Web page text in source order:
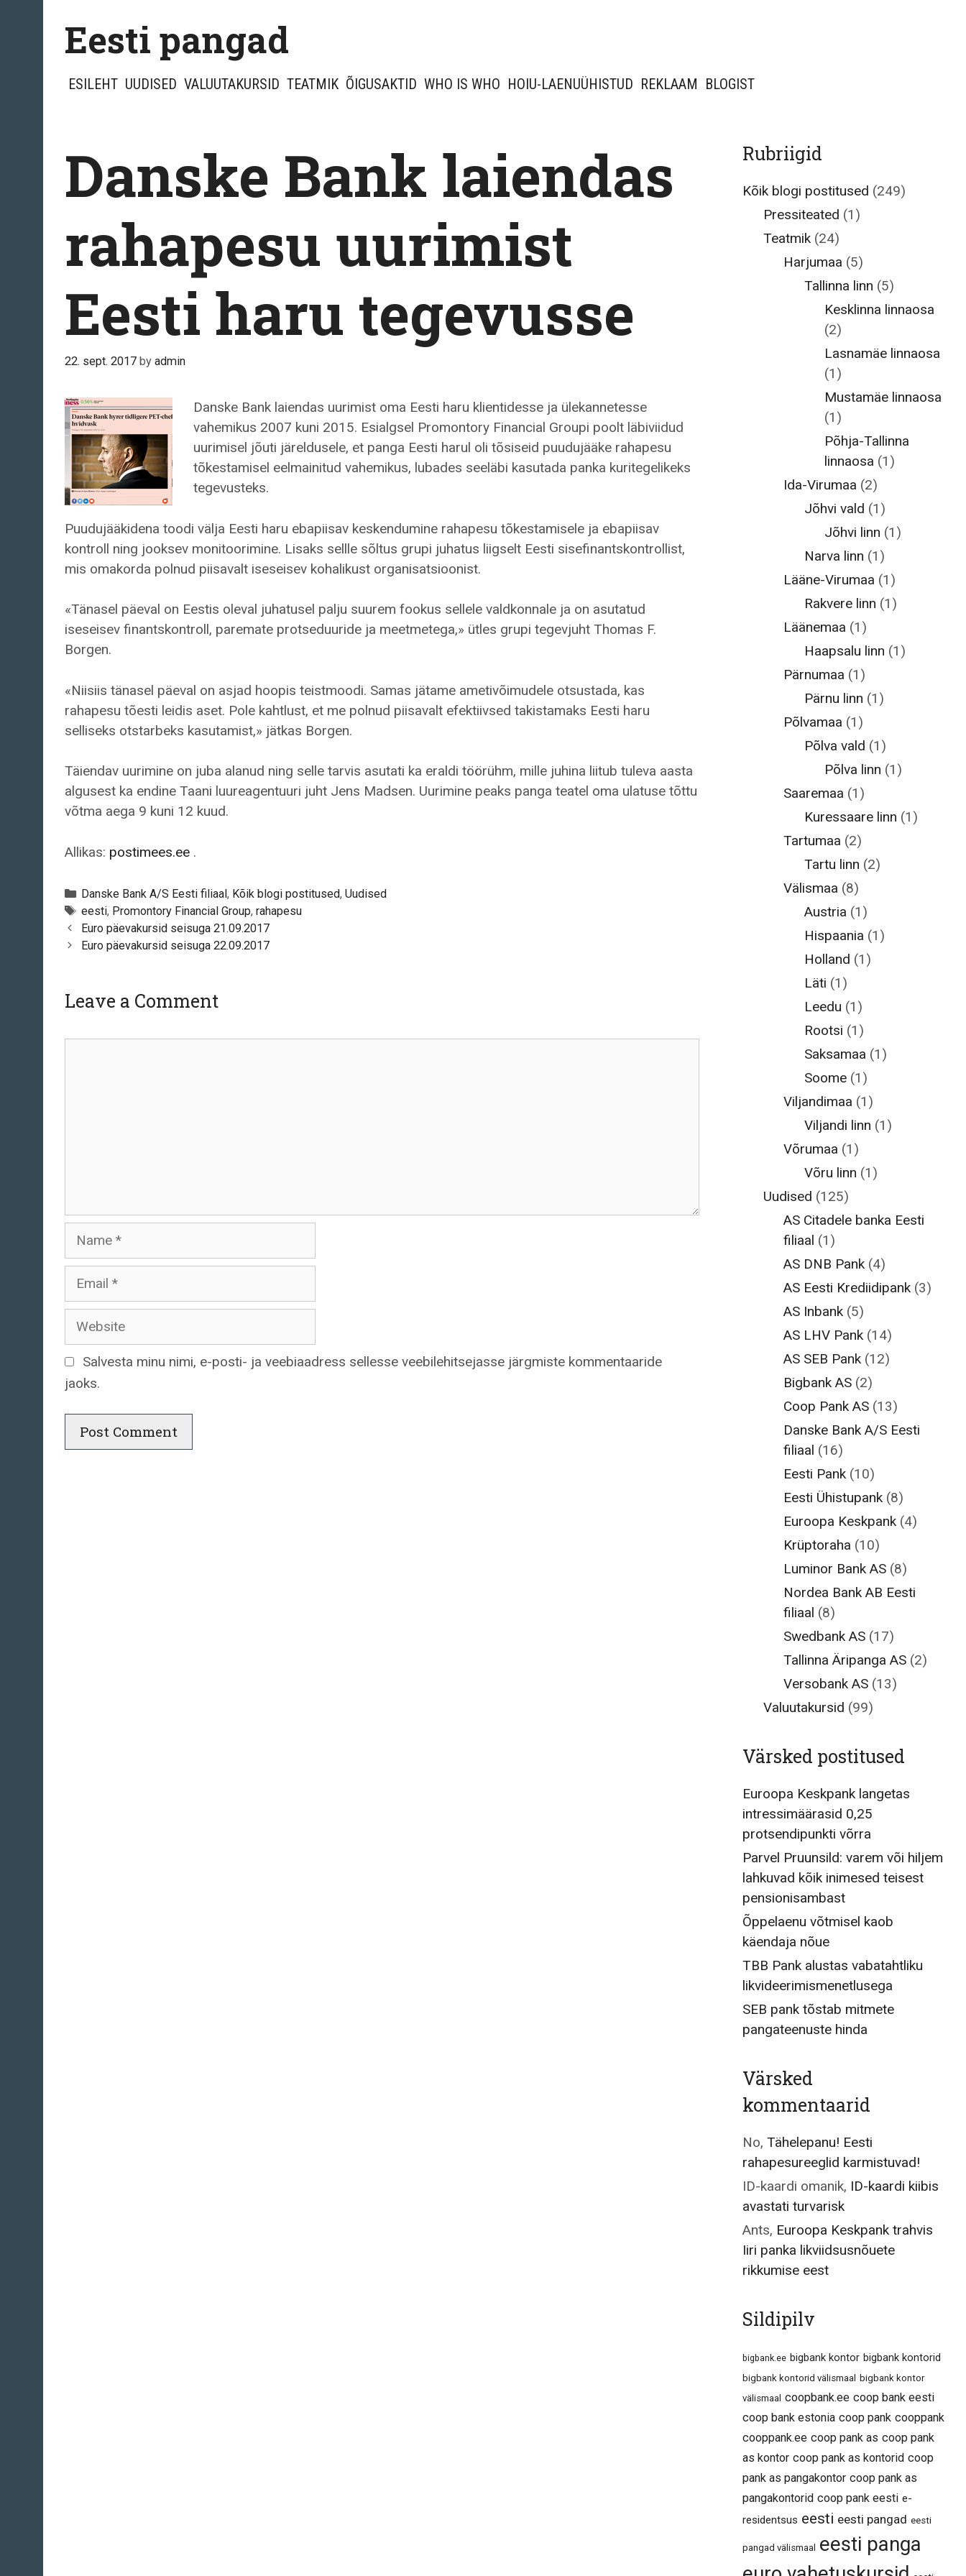
content
Eesti pangad
ESILEHT UUDISED VALUUTAKURSID TEATMIK ÕIGUSAKTID WHO IS WHO HOIU-LAENUÜHISTUD REKLAAM BLOGIST
Danske Bank laiendas
rahapesu uurimist
Eesti haru tegevusse
22. sept. 2017 by admin
Danske Bank laiendas uurimist oma Eesti haru klientidesse ja ülekannetesse
vahemikus 2007 kuni 2015. Esialgsel Promontory Financial Groupi poolt läbiviidud
uurimisel jõuti järeldusele, et panga Eesti harul oli tõsiseid puudujääke rahapesu
tõkestamisel eelmainitud vahemikus, lubades seeläbi kasutada panka kuritegelikeks
tegevusteks.
Puudujääkidena toodi välja Eesti haru ebapiisav keskendumine rahapesu tõkestamisele ja ebapiisav
kontroll ning jooksev monitoorimine. Lisaks sellle sõltus grupi juhatus liigselt Eesti sisefinantskontrollist,
mis omakorda polnud piisavalt iseseisev kohalikust organisatsioonist.
«Tänasel päeval on Eestis oleval juhatusel palju suurem fookus sellele valdkonnale ja on asutatud
iseseisev finantskontroll, paremate protseduuride ja meetmetega,» ütles grupi tegevjuht Thomas F.
Borgen.
«Niisiis tänasel päeval on asjad hoopis teistmoodi. Samas jätame ametivõimudele otsustada, kas
rahapesu tõesti leidis aset. Pole kahtlust, et me polnud piisavalt efektiivsed takistamaks Eesti haru
selliseks otstarbeks kasutamist,» jätkas Borgen.
Täiendav uurimine on juba alanud ning selle tarvis asutati ka eraldi töörühm, mille juhina liitub tuleva aasta
algusest ka endine Taani luureagentuuri juht Jens Madsen. Uurimine peaks panga teatel oma ulatuse tõttu
võtma aega 9 kuni 12 kuud.
Allikas: postimees.ee .
Categories
Danske Bank A/S Eesti filiaal, Kõik blogi postitused, Uudised
Tags
eesti, Promontory Financial Group, rahapesu
Post
navigation
Euro päevakursid seisuga 21.09.2017
Euro päevakursid seisuga 22.09.2017
Leave a Comment
Name
Email
Website
Salvesta minu nimi, e-posti- ja veebiaadress sellesse veebilehitsejasse järgmiste kommentaaride
jaoks.
Rubriigid
Kõik blogi postitused (249)
Pressiteated (1)
Teatmik(24)
Harjumaa (5)
Tallinna linn (5)
Kesklinna linnaosa
(2)
Lasnamäe linnaosa
(1)
Mustamäe linnaosa
(1)
Põhja-Tallinna
linnaosa (1)
Ida-Virumaa (2)
Jõhvi vald (1)
Jõhvi linn (1)
Narva linn (1)
Lääne-Virumaa (1)
Rakvere linn (1)
Läänemaa (1)
Haapsalu linn (1)
Pärnumaa (1)
Pärnu linn (1)
Põlvamaa (1)
Põlva vald (1)
Põlva linn (1)
Saaremaa (1)
Kuressaare linn (1)
Tartumaa (2)
Tartu linn (2)
Välismaa (8)
Austria (1)
Hispaania (1)
Holland (1)
Läti (1)
Leedu (1)
Rootsi (1)
Saksamaa (1)
Soome(1)
Viljandimaa (1)
Viljandi linn (1)
Võrumaa (1)
Võru linn (1)
Uudised (125)
AS Citadele banka Eesti
filiaal (1)
AS DNB Pank (4)
AS Eesti Krediidipank (3)
AS Inbank (5)
AS LHV Pank (14)
AS SEB Pank (12)
Bigbank AS (2)
Coop Pank AS (13)
Danske Bank A/S Eesti
filiaal (16)
Eesti Pank (10)
Eesti Ühistupank (8)
Euroopa Keskpank (4)
Krüptoraha (10)
Luminor Bank AS (8)
Nordea Bank AB Eesti
filiaal (8)
Swedbank AS (17)
Tallinna Äripanga AS (2)
Versobank AS (13)
Valuutakursid (99)
Värsked postitused
Euroopa Keskpank langetas
intressimäärasid 0,25
protsendipunkti võrra
Parvel Pruunsild: varem või hiljem
lahkuvad kõik inimesed teisest
pensionisambast
Õppelaenu võtmisel kaob
käendaja nõue
TBB Pank alustas vabatahtliku
likvideerimismenetlusega
SEB pank tõstab mitmete
pangateenuste hinda
Värsked
kommentaarid
No, Tähelepanu! Eesti
rahapesureeglid karmistuvad!
ID-kaardi omanik, ID-kaardi kiibis
avastati turvarisk
Ants, Euroopa Keskpank trahvis
Iiri panka likviidsusnõuete
rikkumise eest
Sildipilv
bigbank.ee bigbank kontor bigbank kontorid
bigbank kontorid välismaal
bigbank kontor
välismaal coopbank.ee coop bank eesti
coop bank estonia coop pank cooppank
cooppank.ee coop pank as coop pank
as kontor coop pank as kontorid coop
pank as pangakontor coop pank as
pangakontorid coop pank eesti e-
residentsus eesti eesti pangad eesti
pangad välismaal eesti panga